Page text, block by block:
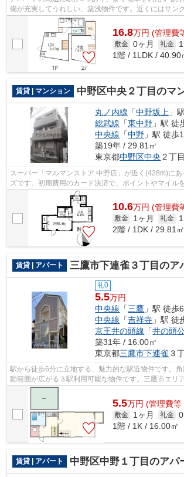
備が充実してうれしい、築浅物件です。近くにはサン
歩2分)がありちょっとした買い物に便利...
16.8万円 (管理費
敷金 0ヶ月 礼金
1階 / 1LDK / 40.90
賃貸 | マンション 中野区中央２丁目のマ
丸ノ内線 「中野坂上 」
総武線 「東中野 」駅 徒
中央線 「中野 」駅 徒歩
築19年 / 29.81㎡
東京都中野区中央 ２丁目
スーパー「マルマンストア 中野店」が近く(428m)に
ズです。初期費用のカード決済で、ポイントやマイル
ます。ビジネスマンに高ニーズな、3...
10.6万円 (管理費
敷金 1ヶ月 礼金
2階 / 1DK / 29.81㎡
賃貸 | アパート 三鷹市下連雀３丁目のア
礼0
5.5万円
中央線 「三鷹 」駅 徒歩
中央線 「吉祥寺 」駅 徒
京王井の頭線 「井の頭
築31年 / 16.00㎡
東京都三鷹市下連雀 ３
駅から徒歩6分に立地する、魅力的な駅近物件です。
動範囲が広がる３駅利用可能な物件です。三鷹市エリ
なら、地域に詳しいアクセスへご連絡く...
5.5万円 (管理費等
敷金 1ヶ月 礼金
1階 / 1K / 16.00㎡
賃貸 | アパート 中野区中野１丁目のアパ